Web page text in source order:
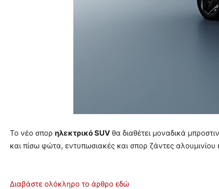
Το νέο σπορ ηλεκτρικό SUV θα διαθέτει μοναδικά
και πίσω φώτα, εντυπωσιακές και σπορ ζάντες
Διαβάστε ολόκληρο το άρθρο εδώ